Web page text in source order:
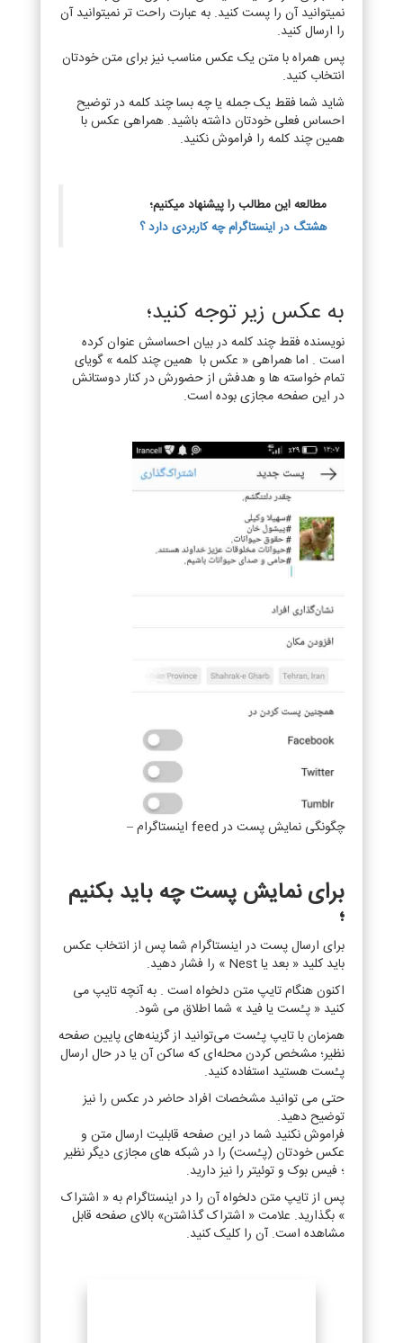
نمیتوانید آن را پست کنید. به عبارت راحت تر نمیتوانید آن
را ارسال کنید.
پس همراه با متن یک عکس مناسب نیز برای متن خودتان
انتخاب کنید.
شاید شما فقط یک جمله یا چه بسا چند کلمه در توضیح
احساس فعلی خودتان داشته باشید. همراهی عکس با
همین چند کلمه را فراموش نکنید.
مطالعه این مطالب را پیشنهاد میکنیم؛
هشتگ‌ در اینستاگرام چه کاربردی دارد ؟
به عکس زیر توجه کنید؛
نویسنده فقط چند کلمه در بیان احساسش عنوان کرده
است . اما همراهی « عکس با همین چند کلمه » گویای
تمام خواسته ها و هدفش از حضورش در کنار دوستانش
در این صفحه مجازی بوده است.
چگونگی نمایش پست در feed اینستاگرام –
برای نمایش پست چه باید بکنیم
؛
برای ارسال پست در اینستاگرام شما پس از انتخاب عکس
باید کلید « بعد یا Nest » را فشار دهید.
اکنون هنگام تایپ متن دلخواه است . به آنچه تایپ می
کنید « پـُست یا فید » شما اطلاق می شود.
همزمان با تایپ پـُست می‌توانید از گزینه‌های پایین صفحه
نظیر؛ مشخص کردن محله‌ای که ساکن آن یا در حال ارسال
پـُست هستید استفاده کنید.
حتی می توانید مشخصات افراد حاضر در عکس را نیز
توضیح دهید.
فراموش نکنید شما در این صفحه قابلیت ارسال متن و
عکس خودتان (پـُست) را در شبکه های مجازی دیگر نظیر
؛ فیس بوک و توئیتر را نیز دارید.
پس از تایپ متن دلخواه آن را در اینستاگرام به « اشتراک
» بگذارید. علامت « اشتراک گذاشتن» بالای صفحه قابل
مشاهده است. آن را کلیک کنید.